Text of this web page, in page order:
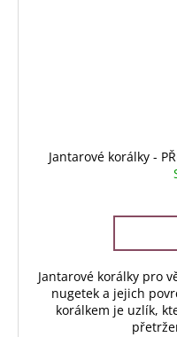
Jantarové korálky -
Jantarové korálky pro
nugetek a jejich
korálkem je uzlík,